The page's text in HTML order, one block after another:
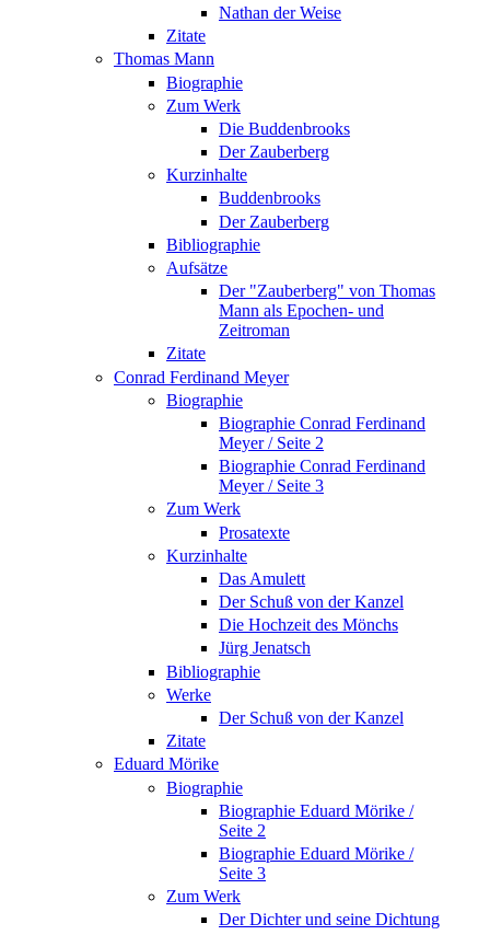
Nathan der Weise
Zitate
Thomas Mann
Biographie
Zum Werk
Die Buddenbrooks
Der Zauberberg
Kurzinhalte
Buddenbrooks
Der Zauberberg
Bibliographie
Aufsätze
Der "Zauberberg" von Thomas
Mann als Epochen- und
Zeitroman
Zitate
Conrad Ferdinand Meyer
Biographie
Biographie Conrad Ferdinand
Meyer / Seite 2
Biographie Conrad Ferdinand
Meyer / Seite 3
Zum Werk
Prosatexte
Kurzinhalte
Das Amulett
Der Schuß von der Kanzel
Die Hochzeit des Mönchs
Jürg Jenatsch
Bibliographie
Werke
Der Schuß von der Kanzel
Zitate
Eduard Mörike
Biographie
Biographie Eduard Mörike /
Seite 2
Biographie Eduard Mörike /
Seite 3
Zum Werk
Der Dichter und seine Dichtung